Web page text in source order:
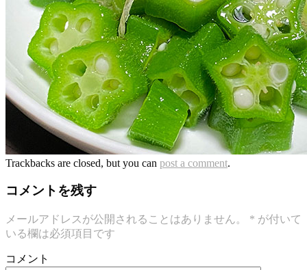
Trackbacks are closed, but you can post a comment.
コメントを残す
メールアドレスが公開されることはありません。 * が付いて
いる欄は必須項目です
コメント